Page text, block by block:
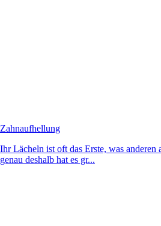
Zahnaufhellung
Ihr Lächeln ist oft das Erste, was anderen
genau deshalb hat es gr...